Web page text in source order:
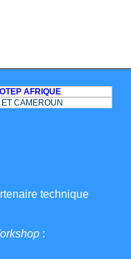
OTEP AFRIQUE
CAMEROUN
technique
: